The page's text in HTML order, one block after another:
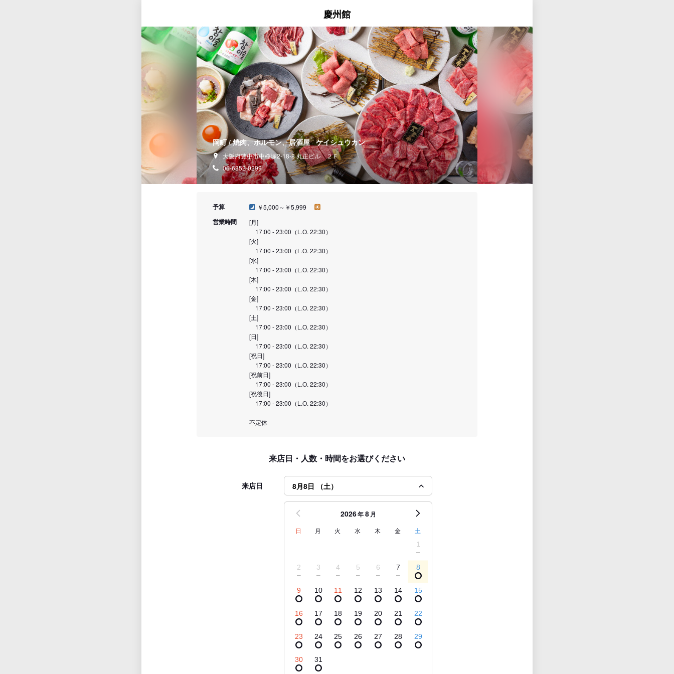
慶州館
岡町 / 焼肉、ホルモン、居酒屋 ケイシュウカン
大阪府豊中市中桜塚2-18-8 丸正ビル ２Ｆ
06-6852-0299
予算 ￥5,000～￥5,999
営業時間
[月]
17:00 - 23:00（L.O. 22:30）
[火]
17:00 - 23:00（L.O. 22:30）
[水]
17:00 - 23:00（L.O. 22:30）
[木]
17:00 - 23:00（L.O. 22:30）
[金]
17:00 - 23:00（L.O. 22:30）
[土]
17:00 - 23:00（L.O. 22:30）
[日]
17:00 - 23:00（L.O. 22:30）
[祝日]
17:00 - 23:00（L.O. 22:30）
[祝前日]
17:00 - 23:00（L.O. 22:30）
[祝後日]
17:00 - 23:00（L.O. 22:30）
不定休
来店日・人数・時間をお選びください
来店日 8月8日 （土）
2026年8月
日 月 火 水 木 金 土
1
2 3 4 5 6 7 8
9 10 11 12 13 14 15
16 17 18 19 20 21 22
23 24 25 26 27 28 29
30 31